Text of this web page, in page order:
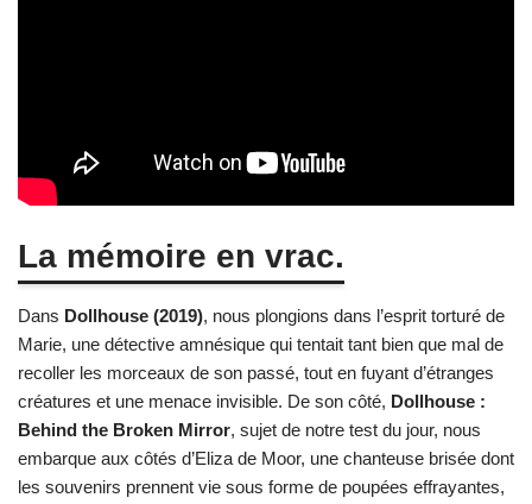
La mémoire en vrac.
Dans Dollhouse (2019), nous plongions dans l’esprit torturé de
Marie, une détective amnésique qui tentait tant bien que mal de
recoller les morceaux de son passé, tout en fuyant d’étranges
créatures et une menace invisible. De son côté, Dollhouse :
Behind the Broken Mirror, sujet de notre test du jour, nous
embarque aux côtés d’Eliza de Moor, une chanteuse brisée dont
les souvenirs prennent vie sous forme de poupées effrayantes,